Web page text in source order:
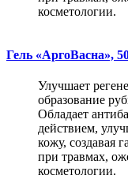
косметологии.
Гель «АргоВасна»,
Улучшает
образование
Обладает
действием,
кожу, создавая
при травмах,
косметологии.